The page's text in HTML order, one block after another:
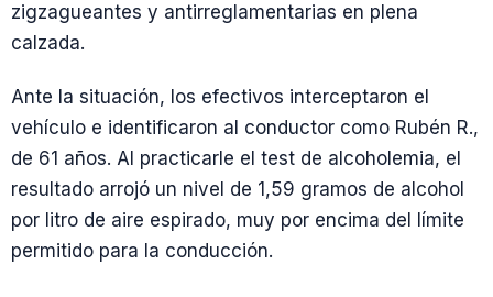
zigzagueantes y antirreglamentarias en plena
calzada.
Ante la situación, los efectivos interceptaron el
vehículo e identificaron al conductor como Rubén R.,
de 61 años. Al practicarle el test de alcoholemia, el
resultado arrojó un nivel de 1,59 gramos de alcohol
por litro de aire espirado, muy por encima del límite
permitido para la conducción.